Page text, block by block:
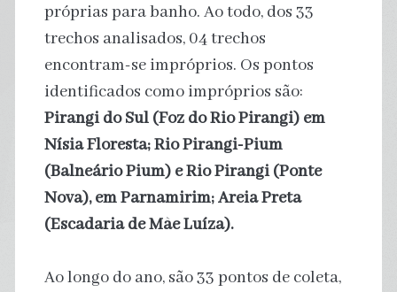
próprias para banho. Ao todo, dos 33
trechos analisados, 04 trechos
encontram-se impróprios. Os pontos
identificados como impróprios são:
Pirangi do Sul (Foz do Rio Pirangi) em
Nísia Floresta; Rio Pirangi-Pium
(Balneário Pium) e Rio Pirangi (Ponte
Nova), em Parnamirim; Areia Preta
(Escadaria de Mãe Luíza).
Ao longo do ano, são 33 pontos de coleta,